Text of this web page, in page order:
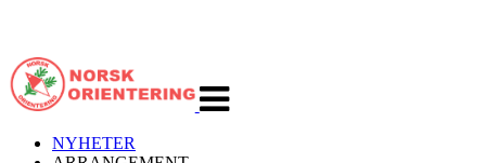
navigasjon
NYHETER